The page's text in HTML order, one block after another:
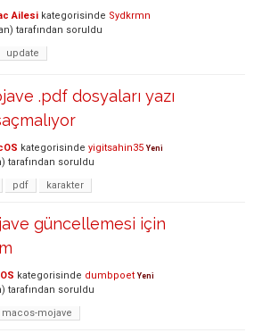
Ailesi kategorisinde Sydkrmn
tarafından soruldu
update
.pdf dosyaları yazı
kategorisinde yigitsahin35 Yeni
tarafından soruldu
pdf karakter
güncellemesi için
kategorisinde dumbpoet Yeni
tarafından soruldu
macos-mojave